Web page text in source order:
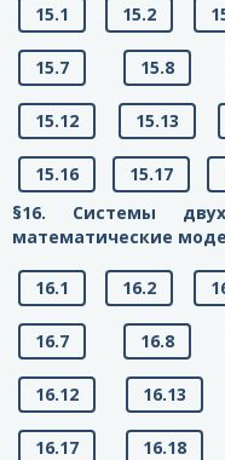
15.1 15.2
15.7 15.8
15.12 15.13
15.16 15.17
§16. Системы
математические
16.1 16.2
16.7 16.8
16.12 16.13
16.17 16.18